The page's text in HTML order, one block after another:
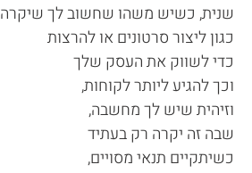
שנית, כשיש משהו שחשוב לך שיקרה
כגון ליצור סרטונים או להרצות
כדי לשווק את העסק שלך
וכך להגיע ליותר לקוחות,
וזיהית שיש לך מחשבה,
שבה זה יקרה רק בעתיד
כשיתקיים תנאי מסויים,